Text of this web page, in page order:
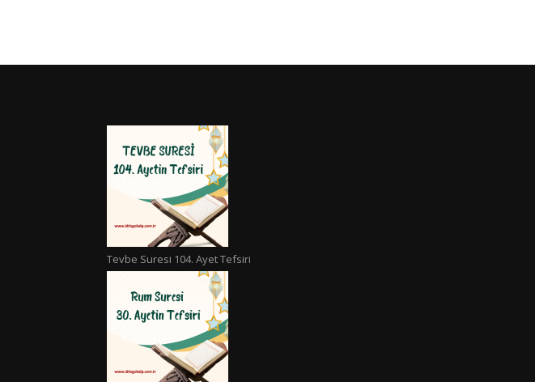
Tevbe Suresi 104. Ayet Tefsiri